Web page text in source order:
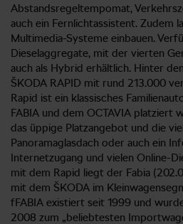
Abstandsregeltempomat,
auch ein Fernlichtassistent. Zudem
Multimedia-Systeme einbauen.
Dieselaggregate, mit der vierten
auch als Hybrid erhältlich. Hinter
ŠKODA RAPID mit rund 213.000
Rapid ist ein klassisches
FABIA und dem OCTAVIA platziert
das üppige Platzangebot und die
Panoramaglasdach oder auch ein
Internetzugang und vielen Online-
mit dem Rapid liegt der Fabia
mit dem ŠKODA im
fFABIA existiert seit 1999 und
2008 zum „beliebtesten